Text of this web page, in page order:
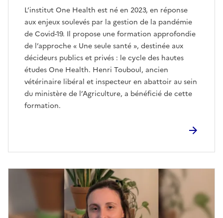
L’institut One Health est né en 2023, en réponse
aux enjeux soulevés par la gestion de la pandémie
de Covid-19. Il propose une formation approfondie
de l’approche « Une seule santé », destinée aux
décideurs publics et privés : le cycle des hautes
études One Health. Henri Touboul, ancien
vétérinaire libéral et inspecteur en abattoir au sein
du ministère de l’Agriculture, a bénéficié de cette
formation.